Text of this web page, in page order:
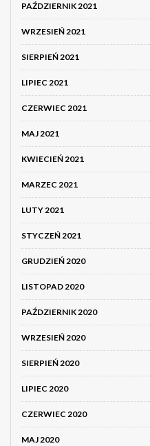
PAŹDZIERNIK 2021
WRZESIEŃ 2021
SIERPIEŃ 2021
LIPIEC 2021
CZERWIEC 2021
MAJ 2021
KWIECIEŃ 2021
MARZEC 2021
LUTY 2021
STYCZEŃ 2021
GRUDZIEŃ 2020
LISTOPAD 2020
PAŹDZIERNIK 2020
WRZESIEŃ 2020
SIERPIEŃ 2020
LIPIEC 2020
CZERWIEC 2020
MAJ 2020